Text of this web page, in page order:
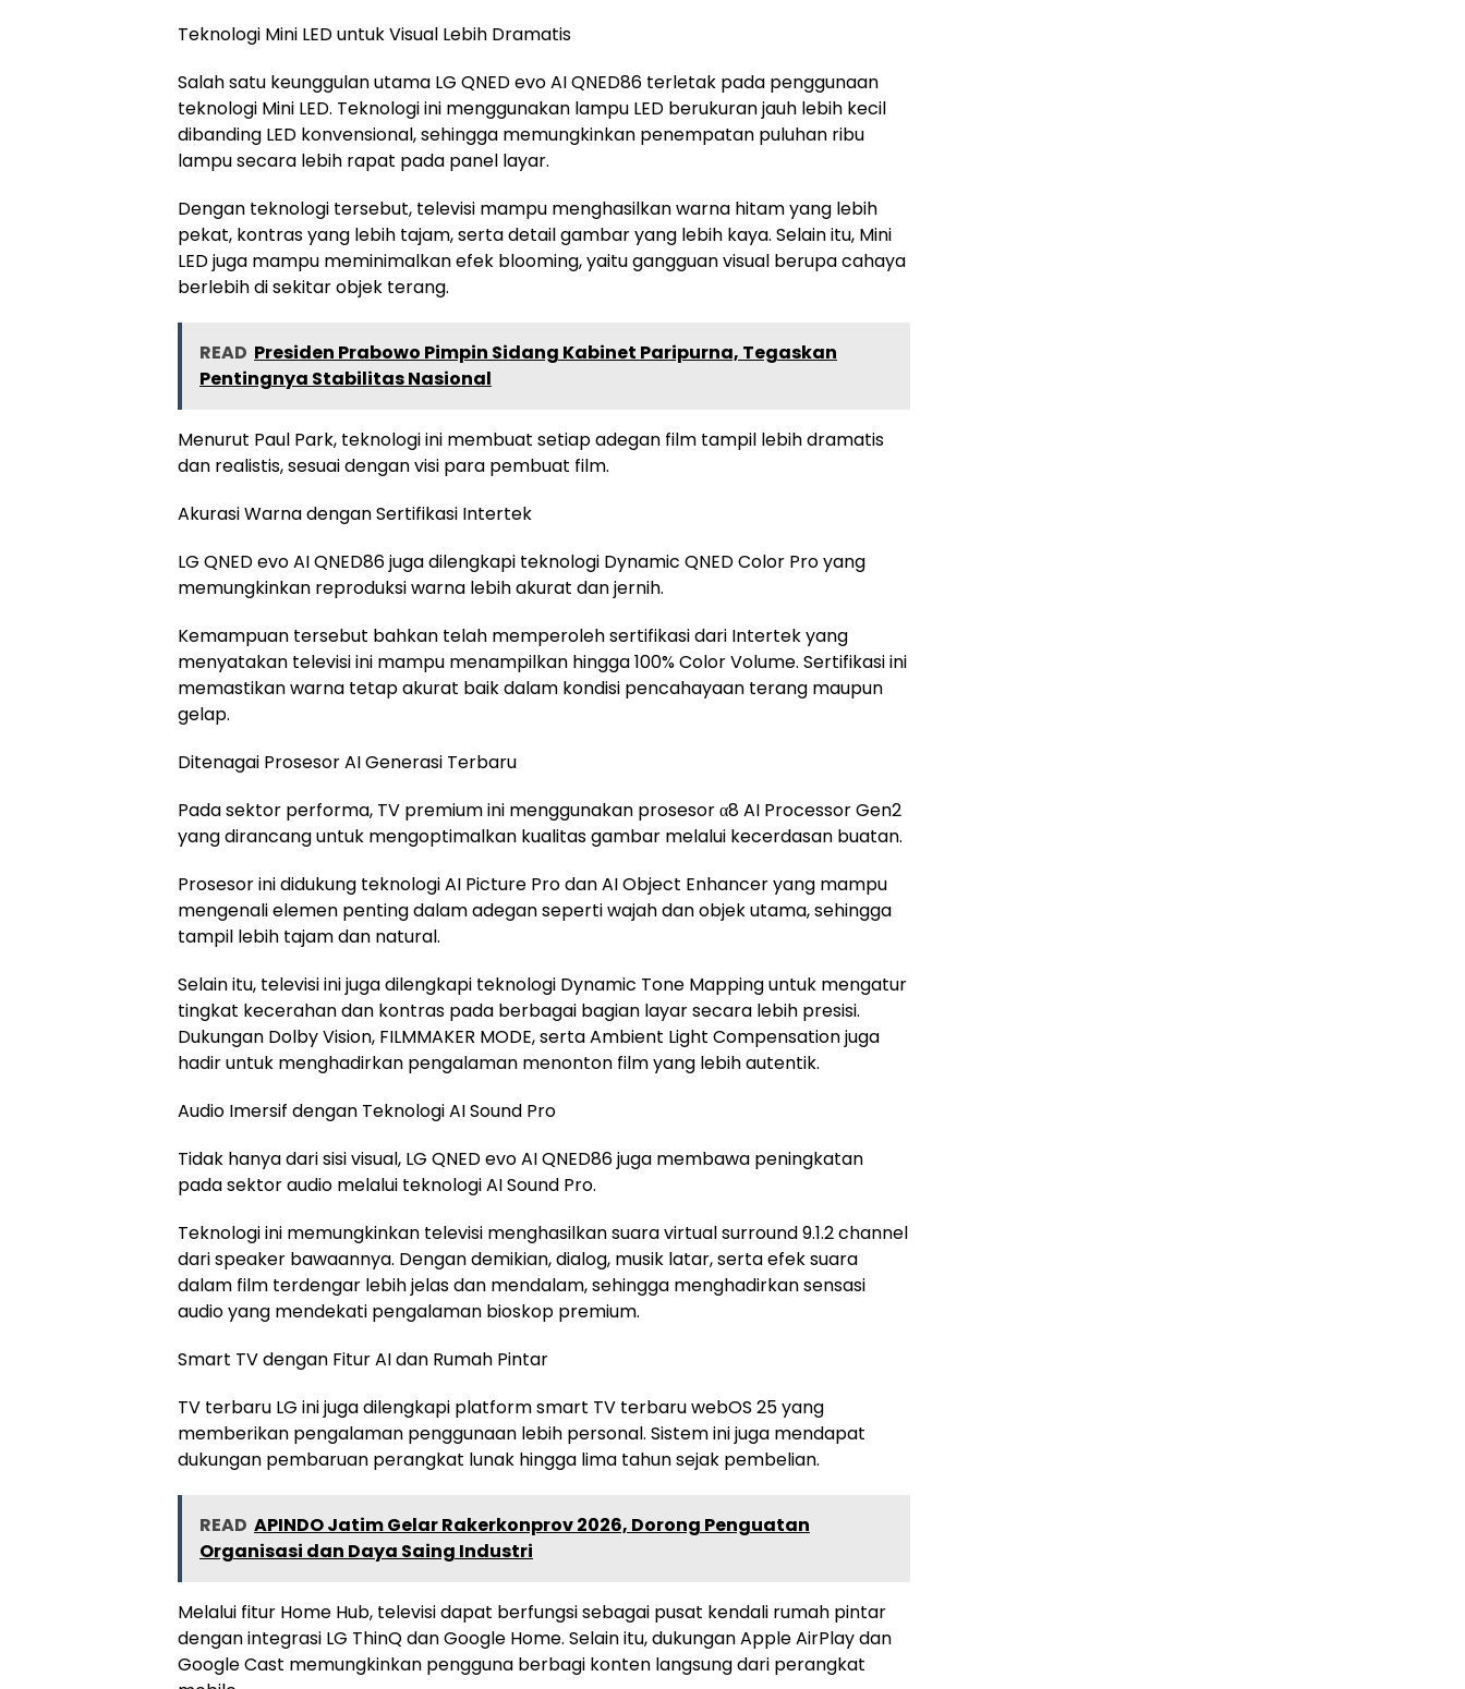
Teknologi Mini LED untuk Visual Lebih Dramatis
Salah satu keunggulan utama LG QNED evo AI QNED86 terletak pada penggunaan
teknologi Mini LED. Teknologi ini menggunakan lampu LED berukuran jauh lebih kecil
dibanding LED konvensional, sehingga memungkinkan penempatan puluhan ribu
lampu secara lebih rapat pada panel layar.
Dengan teknologi tersebut, televisi mampu menghasilkan warna hitam yang lebih
pekat, kontras yang lebih tajam, serta detail gambar yang lebih kaya. Selain itu, Mini
LED juga mampu meminimalkan efek blooming, yaitu gangguan visual berupa cahaya
berlebih di sekitar objek terang.
READ Presiden Prabowo Pimpin Sidang Kabinet Paripurna, Tegaskan
Pentingnya Stabilitas Nasional
Menurut Paul Park, teknologi ini membuat setiap adegan film tampil lebih dramatis
dan realistis, sesuai dengan visi para pembuat film.
Akurasi Warna dengan Sertifikasi Intertek
LG QNED evo AI QNED86 juga dilengkapi teknologi Dynamic QNED Color Pro yang
memungkinkan reproduksi warna lebih akurat dan jernih.
Kemampuan tersebut bahkan telah memperoleh sertifikasi dari Intertek yang
menyatakan televisi ini mampu menampilkan hingga 100% Color Volume. Sertifikasi ini
memastikan warna tetap akurat baik dalam kondisi pencahayaan terang maupun
gelap.
Ditenagai Prosesor AI Generasi Terbaru
Pada sektor performa, TV premium ini menggunakan prosesor α8 AI Processor Gen2
yang dirancang untuk mengoptimalkan kualitas gambar melalui kecerdasan buatan.
Prosesor ini didukung teknologi AI Picture Pro dan AI Object Enhancer yang mampu
mengenali elemen penting dalam adegan seperti wajah dan objek utama, sehingga
tampil lebih tajam dan natural.
Selain itu, televisi ini juga dilengkapi teknologi Dynamic Tone Mapping untuk mengatur
tingkat kecerahan dan kontras pada berbagai bagian layar secara lebih presisi.
Dukungan Dolby Vision, FILMMAKER MODE, serta Ambient Light Compensation juga
hadir untuk menghadirkan pengalaman menonton film yang lebih autentik.
Audio Imersif dengan Teknologi AI Sound Pro
Tidak hanya dari sisi visual, LG QNED evo AI QNED86 juga membawa peningkatan
pada sektor audio melalui teknologi AI Sound Pro.
Teknologi ini memungkinkan televisi menghasilkan suara virtual surround 9.1.2 channel
dari speaker bawaannya. Dengan demikian, dialog, musik latar, serta efek suara
dalam film terdengar lebih jelas dan mendalam, sehingga menghadirkan sensasi
audio yang mendekati pengalaman bioskop premium.
Smart TV dengan Fitur AI dan Rumah Pintar
TV terbaru LG ini juga dilengkapi platform smart TV terbaru webOS 25 yang
memberikan pengalaman penggunaan lebih personal. Sistem ini juga mendapat
dukungan pembaruan perangkat lunak hingga lima tahun sejak pembelian.
READ APINDO Jatim Gelar Rakerkonprov 2026, Dorong Penguatan
Organisasi dan Daya Saing Industri
Melalui fitur Home Hub, televisi dapat berfungsi sebagai pusat kendali rumah pintar
dengan integrasi LG ThinQ dan Google Home. Selain itu, dukungan Apple AirPlay dan
Google Cast memungkinkan pengguna berbagi konten langsung dari perangkat